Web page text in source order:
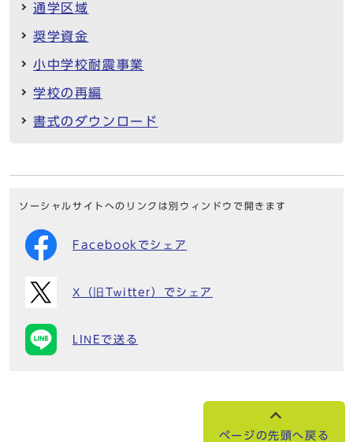
通学区域
奨学資金
小中学校耐震事業
学校の再編
書式のダウンロード
ソーシャルサイトへのリンクは別ウィンドウで開きます
Facebookでシェア
X（旧Twitter）でシェア
LINEで送る
ページの先頭へ戻る